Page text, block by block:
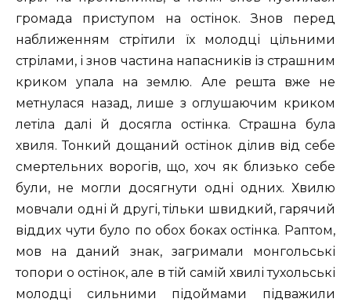
громада приступом на остінок. Знов перед
наближенням стрітили їх молодці цільними
стрілами, і знов частина напасників із страшним
криком упала на землю. Але решта вже не
метнулася назад, лише з оглушаючим криком
летіла далі й досягла остінка. Страшна була
хвиля. Тонкий дощаний остінок ділив від себе
смертельних ворогів, що, хоч як близько себе
були, не могли досягнути одні одних. Хвилю
мовчали одні й другі, тільки швидкий, гарячий
віддих чути було по обох боках остінка. Раптом,
мов на даний знак, загримали монгольські
топори о остінок, але в тій самій хвилі тухольські
молодці сильними підоймами підважили